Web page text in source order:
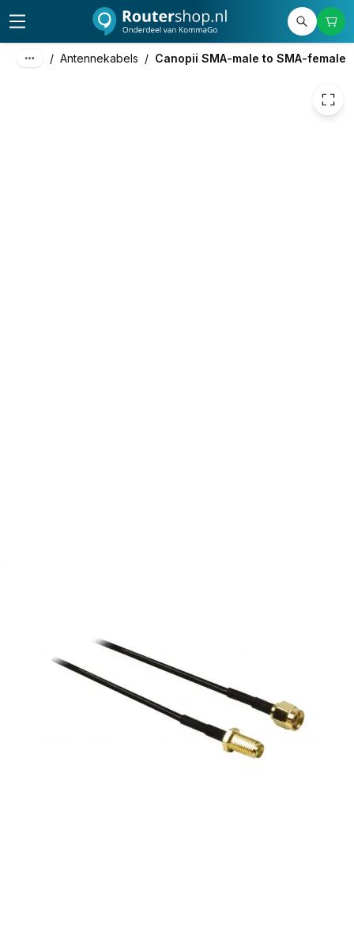
/ Antennekabels / Canopii SMA-male to SMA-female
excl. btw
incl. btw